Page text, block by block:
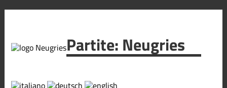
Partite: Neugries